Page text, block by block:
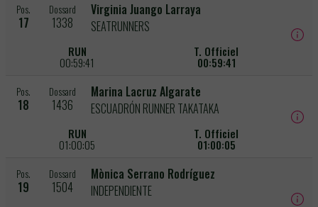
Pos.
17
Dossard
1338
Virginia Juango Larraya
SEATRUNNERS
RUN
00:59:41
T. Officiel
00:59:41
Pos.
18
Dossard
1436
Marina Lacruz Algarate
ESCUADRÓN RUNNER TAKATAKA
RUN
01:00:05
T. Officiel
01:00:05
Pos.
19
Dossard
1504
Mònica Serrano Rodríguez
INDEPENDIENTE